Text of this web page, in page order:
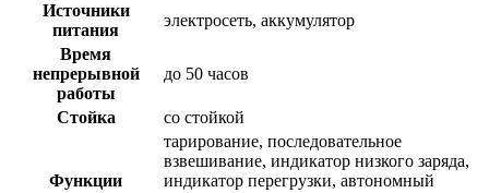
Источники
питания
электросеть, аккумулятор
Время
непрерывной
работы
до 50 часов
Стойка со стойкой
Функции
тарирование, последовательное
взвешивание, индикатор низкого заряда,
индикатор перегрузки, автономный